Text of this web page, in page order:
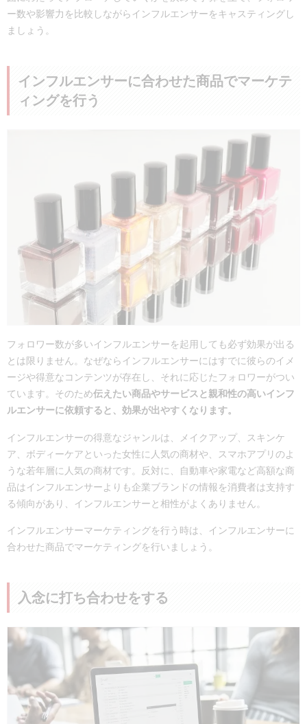
ー数や影響力を比較しながらインフルエンサーをキャスティングし
ましょう。
インフルエンサーに合わせた商品でマーケテ
ィングを行う
フォロワー数が多いインフルエンサーを起用しても必ず効果が出る
とは限りません。なぜならインフルエンサーにはすでに彼らのイメ
ージや得意なコンテンツが存在し、それに応じたフォロワーがつい
ています。そのため伝えたい商品やサービスと親和性の高いインフ
ルエンサーに依頼すると、効果が出やすくなります。
インフルエンサーの得意なジャンルは、メイクアップ、スキンケ
ア、ボディーケアといった女性に人気の商材や、スマホアプリのよ
うな若年層に人気の商材です。反対に、自動車や家電など高額な商
品はインフルエンサーよりも企業ブランドの情報を消費者は支持す
る傾向があり、インフルエンサーと相性がよくありません。
インフルエンサーマーケティングを行う時は、インフルエンサーに
合わせた商品でマーケティングを行いましょう。
入念に打ち合わせをする